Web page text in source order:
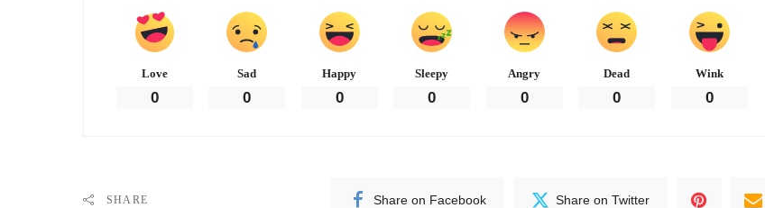
Love
0
Sad
0
Happy
0
Sleepy
0
Angry
0
Dead
0
Wink
0
SHARE Share on Facebook Share on Twitter